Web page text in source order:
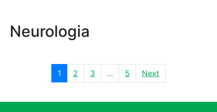
Neurologia
1 2 3 ... 5 Next